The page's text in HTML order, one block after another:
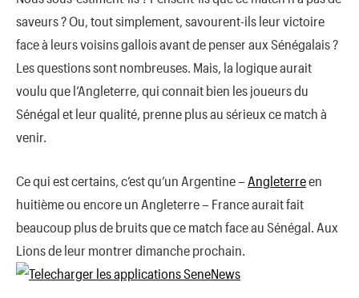
saveurs ? Ou, tout simplement, savourent-ils leur victoire
face à leurs voisins gallois avant de penser aux Sénégalais ?
Les questions sont nombreuses. Mais, la logique aurait
voulu que l’Angleterre, qui connait bien les joueurs du
Sénégal et leur qualité, prenne plus au sérieux ce match à
venir.
Ce qui est certains, c’est qu’un Argentine – Angleterreen
huitième ou encore un Angleterre – France aurait fait
beaucoup plus de bruits que ce match face au Sénégal. Aux
Lions de leur montrer dimanche prochain.